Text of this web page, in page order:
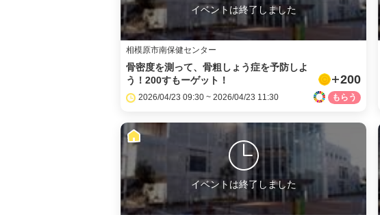
イベントは終了しました
相模原市南保健センター
骨密度を測って、骨粗しょう症を予防しよ
う！200すもーゲット！
200
2026/04/23 09:30 ~ 2026/04/23 11:30
イベントは終了しました